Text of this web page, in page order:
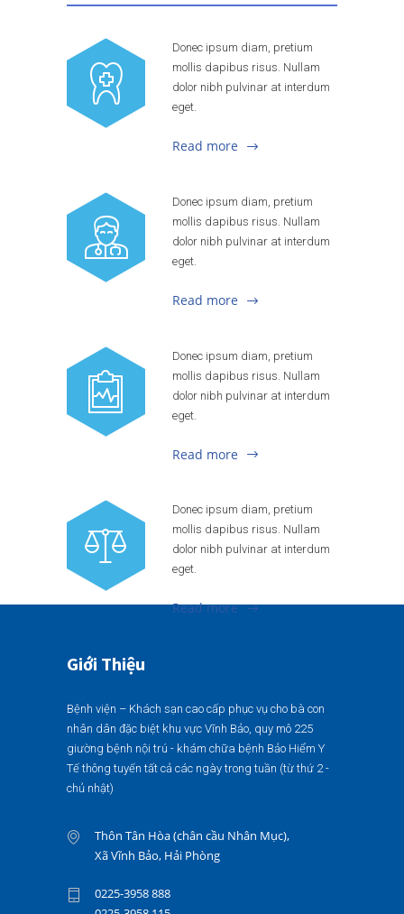
Donec ipsum diam, pretium
mollis dapibus risus. Nullam
dolor nibh pulvinar at interdum
eget.
Read more
Donec ipsum diam, pretium
mollis dapibus risus. Nullam
dolor nibh pulvinar at interdum
eget.
Read more
Donec ipsum diam, pretium
mollis dapibus risus. Nullam
dolor nibh pulvinar at interdum
eget.
Read more
Donec ipsum diam, pretium
mollis dapibus risus. Nullam
dolor nibh pulvinar at interdum
eget.
Read more
Giới Thiệu
Bệnh viện – Khách sạn cao cấp phục vụ cho bà con
nhân dân đặc biệt khu vực Vĩnh Bảo, quy mô 225
giường bệnh nội trú - khám chữa bệnh Bảo Hiểm Y
Tế thông tuyến tất cả các ngày trong tuần (từ thứ 2 -
chủ nhật)
Thôn Tân Hòa (chân cầu Nhân Mục),
Xã Vĩnh Bảo, Hải Phòng
0225-3958 888